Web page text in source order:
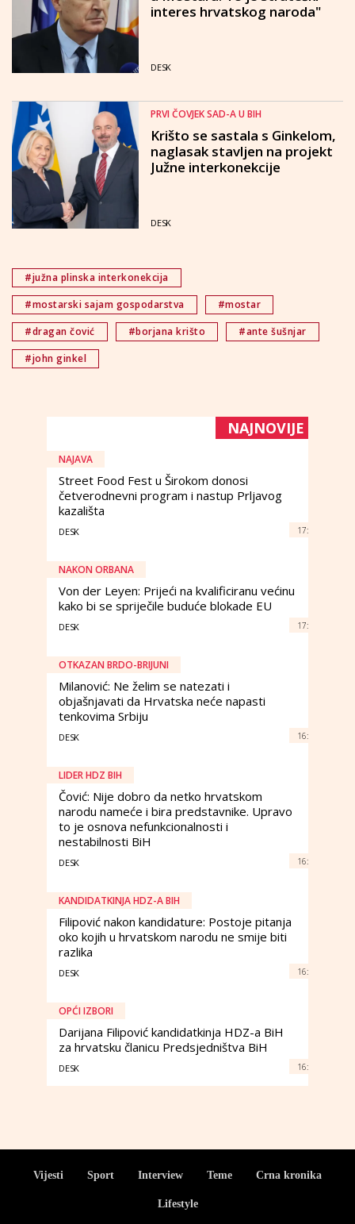
interes hrvatskog naroda"
DESK
PRVI ČOVJEK SAD-A U BIH
Krišto se sastala s Ginkelom,
naglasak stavljen na projekt
Južne interkonekcije
DESK
#južna plinska interkonekcija
#mostarski sajam gospodarstva
#mostar
#dragan čović
#borjana krišto
#ante šušnjar
#john ginkel
NAJNOVIJE
NAJAVA
Street Food Fest u Širokom donosi
četverodnevni program i nastup Prljavog
kazališta
DESK 17:
NAKON ORBANA
Von der Leyen: Prijeći na kvalificiranu većinu
kako bi se spriječile buduće blokade EU
DESK 17:
OTKAZAN BRDO-BRIJUNI
Milanović: Ne želim se natezati i
objašnjavati da Hrvatska neće napasti
tenkovima Srbiju
DESK 16:
LIDER HDZ BIH
Čović: Nije dobro da netko hrvatskom
narodu nameće i bira predstavnike. Upravo
to je osnova nefunkcionalnosti i
nestabilnosti BiH
DESK 16:
KANDIDATKINJA HDZ-A BIH
Filipović nakon kandidature: Postoje pitanja
oko kojih u hrvatskom narodu ne smije biti
razlika
DESK 16:
OPĆI IZBORI
Darijana Filipović kandidatkinja HDZ-a BiH
za hrvatsku članicu Predsjedništva BiH
DESK 16:
Vijesti Sport Interview Teme Crna kronika
Lifestyle